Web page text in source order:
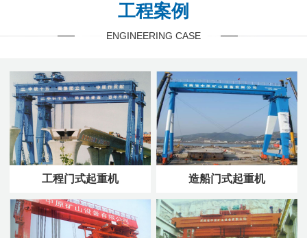
工程案例
ENGINEERING CASE
工程门式起重机 造船门式起重机